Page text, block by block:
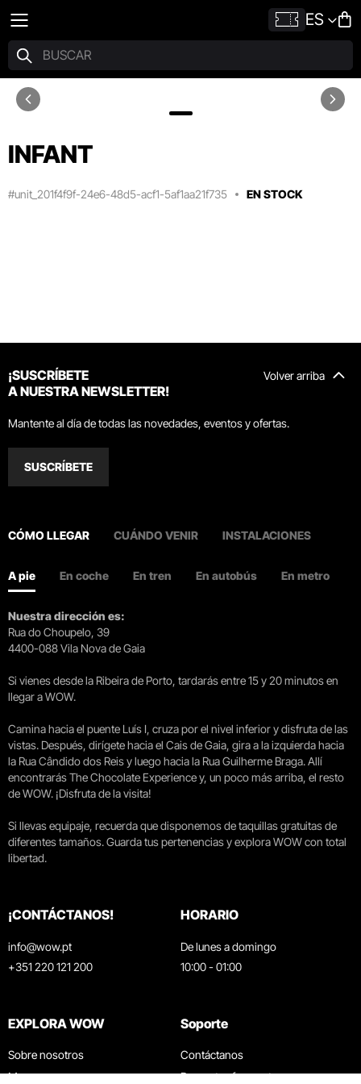
ES
INFANT
#unit_201f4f9f-24e6-48d5-acf1-5af1aa21f735 EN STOCK
Volver arriba
¡SUSCRÍBETE
A NUESTRA NEWSLETTER!
Mantente al día de todas las novedades, eventos y ofertas.
SUSCRÍBETE
CÓMO LLEGAR CUÁNDO VENIR INSTALACIONES
A pie En coche En tren En autobús En metro
Nuestra dirección es:
Rua do Choupelo, 39
4400-088 Vila Nova de Gaia
Si vienes desde la Ribeira de Porto, tardarás entre 15 y 20 minutos en
llegar a WOW.
Camina hacia el puente Luís I, cruza por el nivel inferior y disfruta de las
vistas. Después, dirígete hacia el Cais de Gaia, gira a la izquierda hacia
la Rua Cândido dos Reis y luego hacia la Rua Guilherme Braga. Allí
encontrarás The Chocolate Experience y, un poco más arriba, el resto
de WOW. ¡Disfruta de la visita!
Si llevas equipaje, recuerda que disponemos de taquillas gratuitas de
diferentes tamaños. Guarda tus pertenencias y explora WOW con total
libertad.
¡CONTÁCTANOS!
info@wow.pt
+351 220 121 200
HORARIO
De lunes a domingo
10:00 - 01:00
EXPLORA WOW
Sobre nosotros
Museos
Soporte
Contáctanos
Preguntas frecuentes